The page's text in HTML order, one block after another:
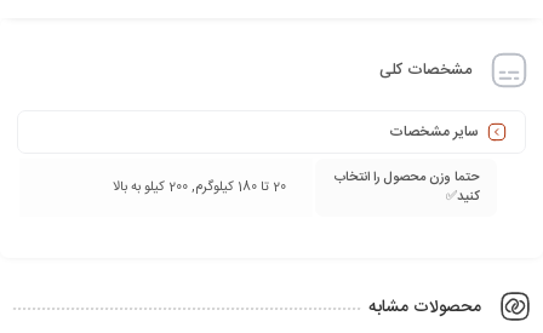
مشخصات کلی
سایر مشخصات
حتما وزن محصول را انتخاب
کنید✅
20 تا 180 کیلوگرم, 200 کیلو به بالا
محصولات مشابه